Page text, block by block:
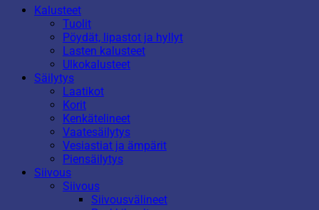
Kalusteet
Tuolit
Pöydät, lipastot ja hyllyt
Lasten kalusteet
Ulkokalusteet
Säilytys
Laatikot
Korit
Kenkätelineet
Vaatesäilytys
Vesiastiat ja ämpärit
Piensäilytys
Siivous
Siivous
Siivousvälineet